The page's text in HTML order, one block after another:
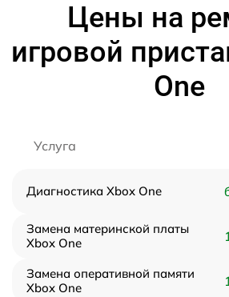
Цены на
игровой
One
Услуга
Диагностика Xbox One
Замена материнской платы
Xbox One
Замена оперативной памяти
Xbox One